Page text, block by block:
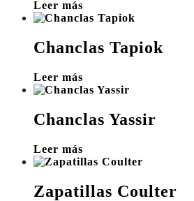
Leer más
Chanclas Tapiok
Leer más
Chanclas Yassir
Leer más
Zapatillas Coulter